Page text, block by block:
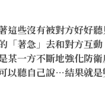
這些沒有被對方好好
「著急」去和對方互
某一方不斷地強化防
以聽自己說…結果就